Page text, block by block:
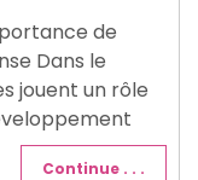
de
Dans le
jouent un rôle
Continue . . .